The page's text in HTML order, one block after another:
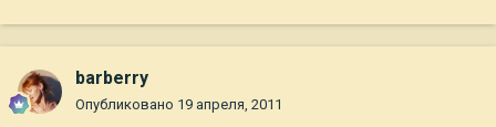
barberry
Опубликовано 19 апреля, 2011